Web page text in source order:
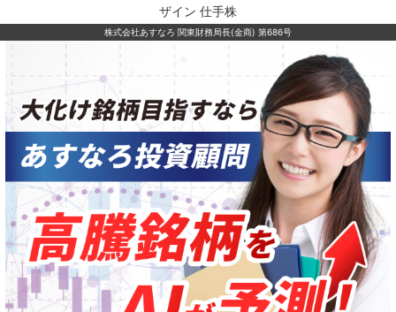
ザイン 仕手株